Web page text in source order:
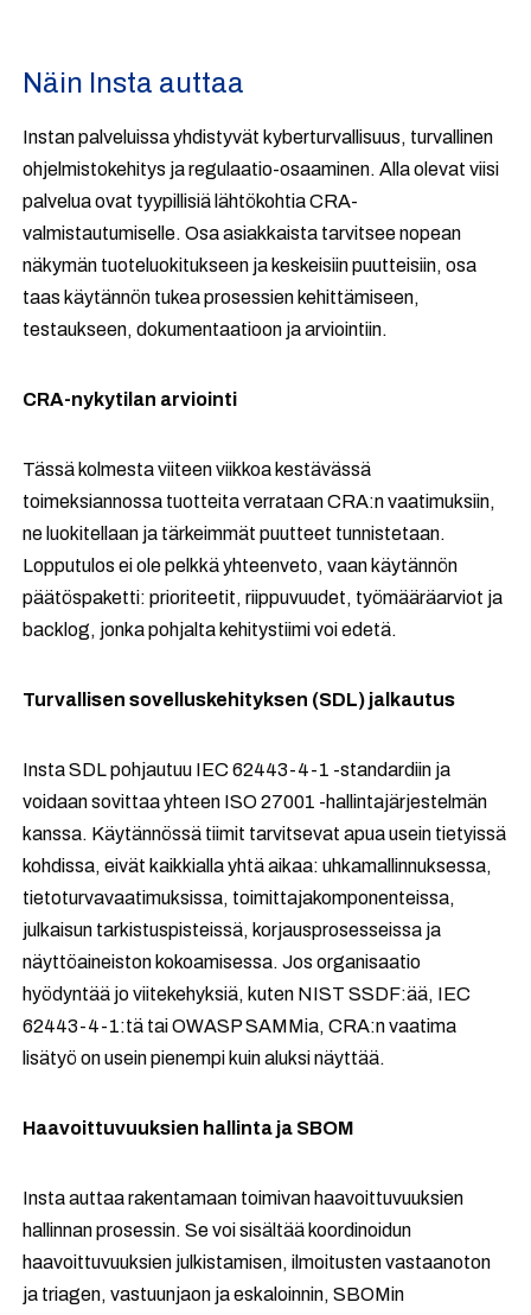
Näin Insta auttaa
Instan palveluissa yhdistyvät kyberturvallisuus, turvallinen
ohjelmistokehitys ja regulaatio-osaaminen. Alla olevat viisi
palvelua ovat tyypillisiä lähtökohtia CRA-
valmistautumiselle. Osa asiakkaista tarvitsee nopean
näkymän tuoteluokitukseen ja keskeisiin puutteisiin, osa
taas käytännön tukea prosessien kehittämiseen,
testaukseen, dokumentaatioon ja arviointiin.
CRA-nykytilan arviointi
Tässä kolmesta viiteen viikkoa kestävässä
toimeksiannossa tuotteita verrataan CRA:n vaatimuksiin,
ne luokitellaan ja tärkeimmät puutteet tunnistetaan.
Lopputulos ei ole pelkkä yhteenveto, vaan käytännön
päätöspaketti: prioriteetit, riippuvuudet, työmääräarviot ja
backlog, jonka pohjalta kehitystiimi voi edetä.
Turvallisen sovelluskehityksen (SDL) jalkautus
Insta SDL pohjautuu IEC 62443-4-1 -standardiin ja
voidaan sovittaa yhteen ISO 27001 -hallintajärjestelmän
kanssa. Käytännössä tiimit tarvitsevat apua usein tietyissä
kohdissa, eivät kaikkialla yhtä aikaa: uhkamallinnuksessa,
tietoturvavaatimuksissa, toimittajakomponenteissa,
julkaisun tarkistuspisteissä, korjausprosesseissa ja
näyttöaineiston kokoamisessa. Jos organisaatio
hyödyntää jo viitekehyksiä, kuten NIST SSDF:ää, IEC
62443-4-1:tä tai OWASP SAMMia, CRA:n vaatima
lisätyö on usein pienempi kuin aluksi näyttää.
Haavoittuvuuksien hallinta ja SBOM
Insta auttaa rakentamaan toimivan haavoittuvuuksien
hallinnan prosessin. Se voi sisältää koordinoidun
haavoittuvuuksien julkistamisen, ilmoitusten vastaanoton
ja triagen, vastuunjaon ja eskaloinnin, SBOMin